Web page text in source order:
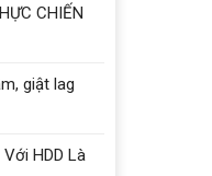
CHIẾN
giật lag
HDD Là